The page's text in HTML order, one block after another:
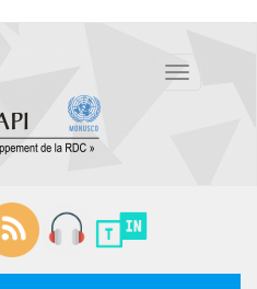
Toggle